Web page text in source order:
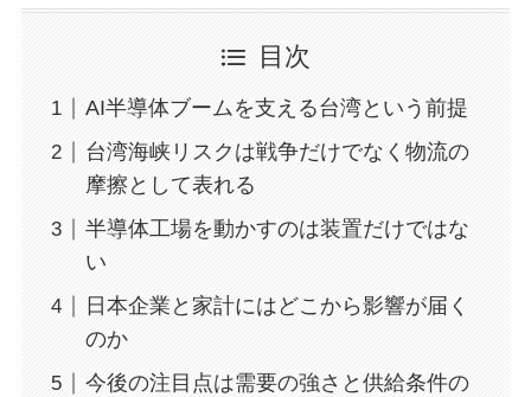
目次
AI半導体ブームを支える台湾という前提
台湾海峡リスクは戦争だけでなく物流の
摩擦として表れる
半導体工場を動かすのは装置だけではな
い
日本企業と家計にはどこから影響が届く
のか
今後の注目点は需要の強さと供給条件の